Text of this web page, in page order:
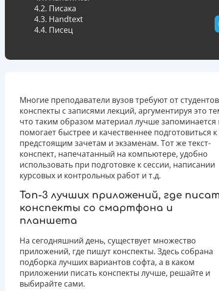
Писака
Handtext
Писец
Многие преподаватели вузов требуют от студентов
конспекты с записями лекций, аргументируя это
что таким образом материал лучше запоминается
помогает быстрее и качественнее подготовиться к
предстоящим зачетам и экзаменам. Тот же текст-
конспект, напечатанный на компьютере, удобно
использовать при подготовке к сессии, написании
курсовых и контрольных работ и т.д.
Топ-3 лучших приложений, где
конспекты со смартфона и
планшета
На сегодняшний день, существует множество
приложений, где пишут конспекты. Здесь собрана
подборка лучших вариантов софта, а в каком
приложении писать конспекты лучше, решайте и
выбирайте сами.